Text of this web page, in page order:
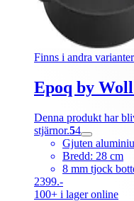
Finns i andra varianter
Epoq by
Denna produkt har
stjärnor.54
Gjuten
Bredd: 28 cm
8 mm tjock
2399.-
100+ i lager online